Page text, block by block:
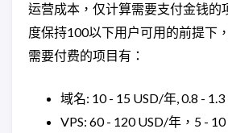
运营成本，仅计算需要支付金钱的
度保持100以下用户可用的前提下
需要付费的项目有：
域名: 10 - 15 USD/年, 0.8 - 1.3
VPS: 60 - 120 USD/年，5 - 10